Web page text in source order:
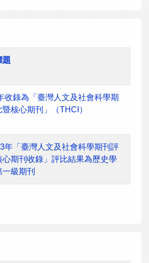
題
收錄為「臺灣人文及社會科學期
核心期刊」（THCI）
年「臺灣人文及社會科學期刊評
心期刊收錄」評比結果為歷史學
級期刊